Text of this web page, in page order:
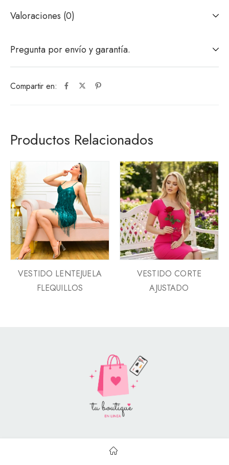
Compartir en:
Valoraciones (0)
Pregunta por envío y garantía.
Productos Relacionados
VESTIDO LENTEJUELA
FLEQUILLOS
VESTIDO CORTE
AJUSTADO